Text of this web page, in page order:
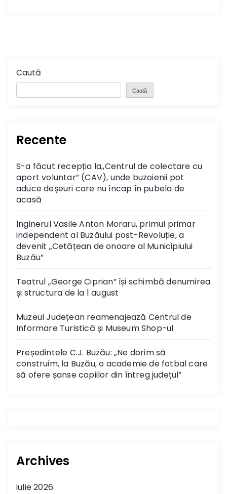
Caută
Caută
Recente
S-a făcut recepția la,,Centrul de colectare cu
aport voluntar” (CAV), unde buzoienii pot
aduce deșeuri care nu încap în pubela de
acasă
Inginerul Vasile Anton Moraru, primul primar
independent al Buzăului post-Revoluție, a
devenit „Cetățean de onoare al Municipiului
Buzău”
Teatrul „George Ciprian” își schimbă denumirea
și structura de la 1 august
Muzeul Județean reamenajează Centrul de
Informare Turistică și Museum Shop-ul
Președintele C.J. Buzău: „Ne dorim să
construim, la Buzău, o academie de fotbal care
să ofere șanse copiilor din întreg județul”
Archives
iulie 2026